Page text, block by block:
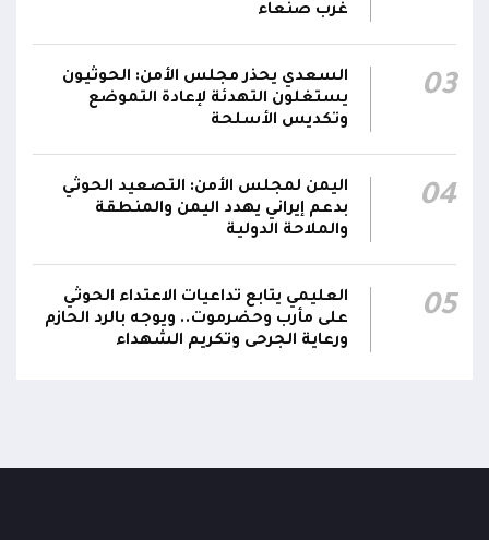
غرب صنعاء
03
السعدي يحذر مجلس الأمن: الحوثيون
يستغلون التهدئة لإعادة التموضع
وتكديس الأسلحة
04
اليمن لمجلس الأمن: التصعيد الحوثي
بدعم إيراني يهدد اليمن والمنطقة
والملاحة الدولية
05
العليمي يتابع تداعيات الاعتداء الحوثي
على مأرب وحضرموت.. ويوجه بالرد الحازم
ورعاية الجرحى وتكريم الشهداء